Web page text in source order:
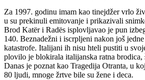
Za 1997. godinu imam kao tinejdžer vrlo
u su prekinuli emitovanje i prikazivali
Brod Katër i Radës isplovljavao je pun
140. Beznadežni i iscrpljeni nakon još
katastrofe. Italijani ih nisu hteli pustiti u
plovilo je blokirala italijanska ratna brodica,
Danas je poznat kao Tragedija Otranta, u
80 ljudi, mnoge žrtve bile su žene i deca.